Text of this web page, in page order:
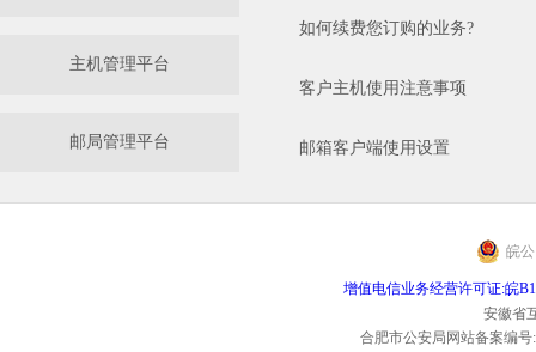
主机管理平台
邮局管理平台
如何续费您订购的业务?
客户主机使用注意事项
邮箱客户端使用设置
皖公
增值电信业务经营许可证:皖
安徽省
合肥市公安局网站备案编号